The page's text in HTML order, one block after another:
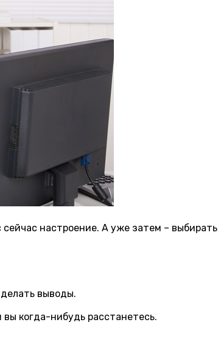
сейчас настроение. А уже затем – выбирать
выводы.
когда-нибудь расстанетесь.